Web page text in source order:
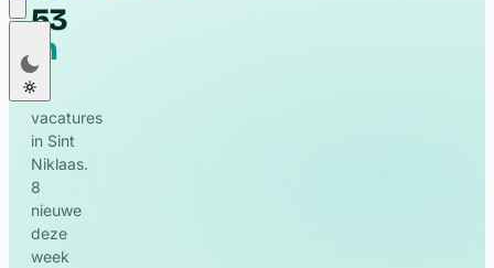
NL
EN English
DE Deutsch
RO
53
live
vacatures
in
Sint
Niklaas
53
vacatures
in Sint
Niklaas.
8
nieuwe
deze
week